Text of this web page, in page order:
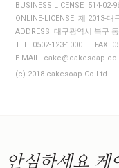
BUSINESS LICENSE 514-02-
ONLINE-LICENSE 제 2013-대
ADDRESS 대구광역시 북구
TEL 0502-123-1000
FAX
E-MAIL
(c) 2018 cakesoap Co.Ltd
안심하세요 케